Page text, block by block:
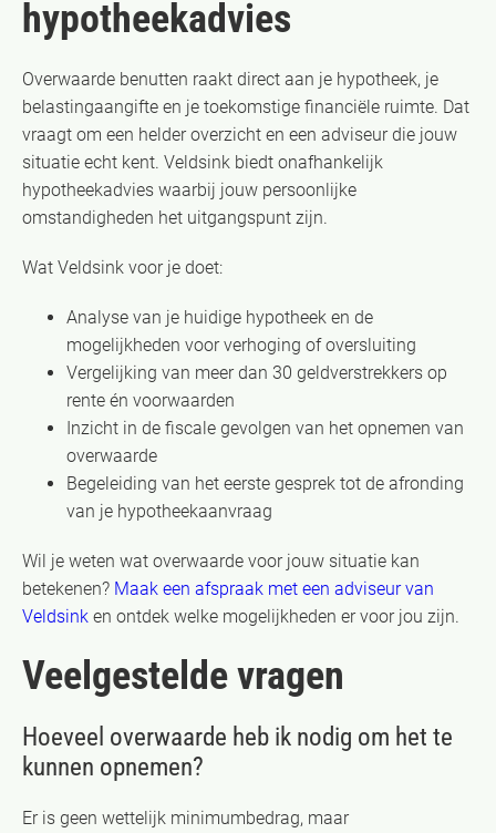
hypotheekadvies
Overwaarde benutten raakt direct aan je hypotheek, je
belastingaangifte en je toekomstige financiële ruimte. Dat
vraagt om een helder overzicht en een adviseur die jouw
situatie echt kent. Veldsink biedt onafhankelijk
hypotheekadvies waarbij jouw persoonlijke
omstandigheden het uitgangspunt zijn.
Wat Veldsink voor je doet:
Analyse van je huidige hypotheek en de
mogelijkheden voor verhoging of oversluiting
Vergelijking van meer dan 30 geldverstrekkers op
rente én voorwaarden
Inzicht in de fiscale gevolgen van het opnemen van
overwaarde
Begeleiding van het eerste gesprek tot de afronding
van je hypotheekaanvraag
Wil je weten wat overwaarde voor jouw situatie kan
betekenen? Maak een afspraak met een adviseur van
Veldsink en ontdek welke mogelijkheden er voor jou zijn.
Veelgestelde vragen
Hoeveel overwaarde heb ik nodig om het te
kunnen opnemen?
Er is geen wettelijk minimumbedrag, maar